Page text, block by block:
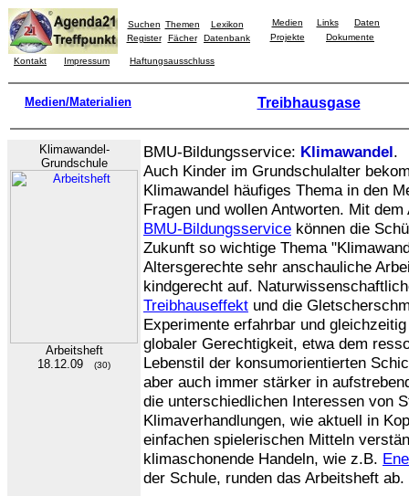
Suchen Themen
Lexikon
Register
Fächer Datenbank
Medien Links
Daten
Projekte
Dokumente
Kontakt Impressum Haftungsausschluss
Medien/Materialien Treibhausgase
Klimawandel-
Grundschule
Arbeitsheft
18.12.09
(30)
BMU-Bildungsservice: Klimawandel.
Auch Kinder im Grundschulalter
Klimawandel häufiges Thema in den
Fragen und wollen Antworten. Mit
BMU-Bildungsservice können die
Zukunft so wichtige Thema
Altersgerechte sehr anschauliche
kindgerecht auf.
Treibhauseffekt und die
Experimente erfahrbar und
globaler Gerechtigkeit, etwa dem
Lebenstil der konsumorientierten
aber auch immer stärker in
die unterschiedlichen Interessen von
Klimaverhandlungen, wie aktuell in
einfachen spielerischen Mitteln
klimaschonende Handeln, wie z.B.
der Schule, runden das Arbeitsheft ab.